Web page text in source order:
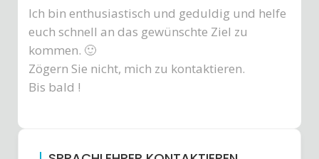
Ich bin enthusiastisch und geduldig und helfe
euch schnell an das gewünschte Ziel zu
kommen. 🙂
Zögern Sie nicht, mich zu kontaktieren.
Bis bald !